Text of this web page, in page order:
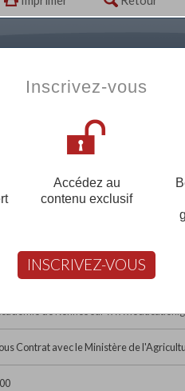
56140 MALESTROIT
02 97 75 12 49
malestroit@cneap.fr
de Rennes sur
Contrat avec le Ministère de
Inscrivez-vous
Accédez au
contenu exclusif
INSCRIVEZ-VOUS